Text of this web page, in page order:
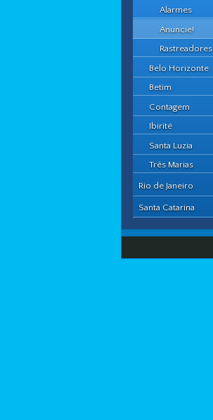
Alarmes
Anuncie!
Rastreadores
Belo Horizonte
Betim
Contagem
Ibirité
Santa Luzia
Três Marias
Rio de Janeiro
Santa Catarina